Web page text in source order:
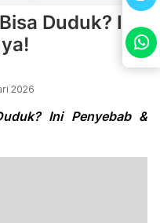
Duduk? Ini
2026
Ini Penyebab &